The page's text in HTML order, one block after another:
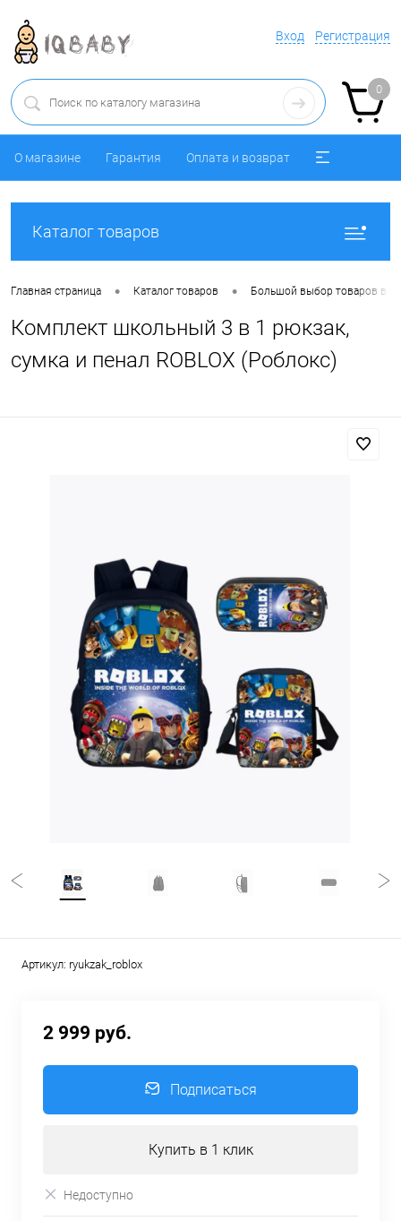
Вход Регистрация
0
О магазине Гарантия Оплата и возврат
Каталог товаров
Главная страница • Каталог товаров • Большой выбор товаров в
Комплект школьный 3 в 1 рюкзак,
сумка и пенал ROBLOX (Роблокс)
Артикул: ryukzak_roblox
2 999 руб.
Подписаться
Купить в 1 клик
Недоступно